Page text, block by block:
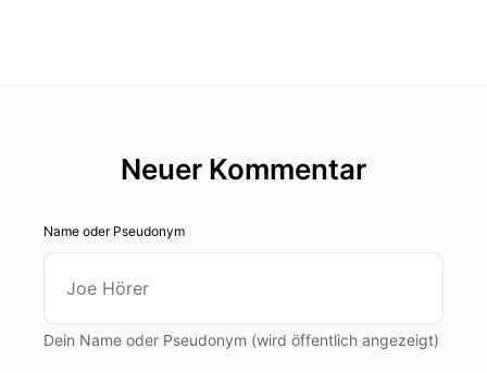
Neuer Kommentar
Name oder Pseudonym
Dein Name oder Pseudonym (wird öffentlich angezeigt)